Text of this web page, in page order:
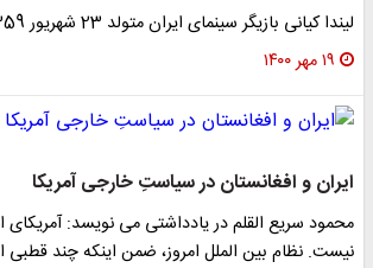
لیندا کیانی بازیگر سینمای ایران متولد 23 شهریور 1359 است.
۱۹ مهر ۱۴۰۰
ایران و افغانستان در سیاستِ خارجی آمریکا
نیست. نظام بین الملل امروز، ضمن اینکه چند